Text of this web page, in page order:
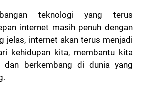
teknologi yang terus
internet masih penuh dengan
jelas, internet akan terus menjadi
kehidupan kita, membantu kita
dan berkembang di dunia yang